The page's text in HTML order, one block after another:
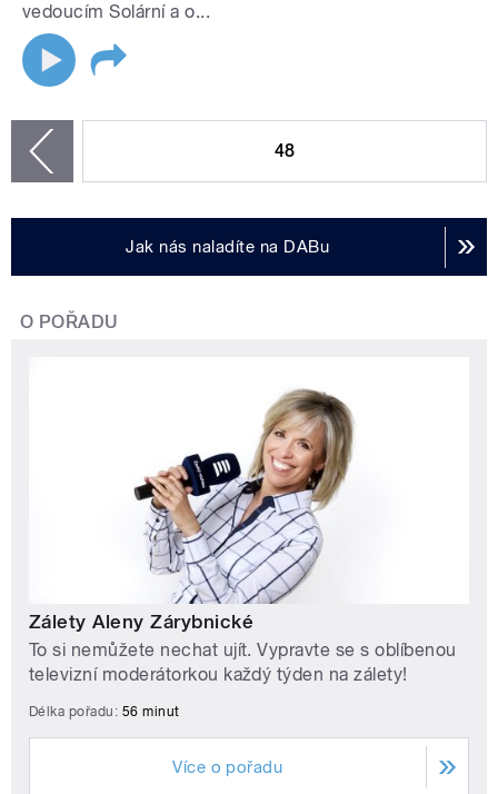
vedoucím Solární a o...
48
Jak nás naladíte na DABu
O POŘADU
Zálety Aleny Zárybnické
To si nemůžete nechat ujít. Vypravte se s oblíbenou
televizní moderátorkou každý týden na zálety!
Délka pořadu: 56 minut
Více o pořadu